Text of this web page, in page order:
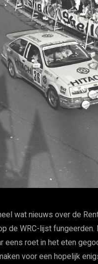
wat nieuws over de
de WRC-lijst
eens roet in het eten
voor een hopelijk